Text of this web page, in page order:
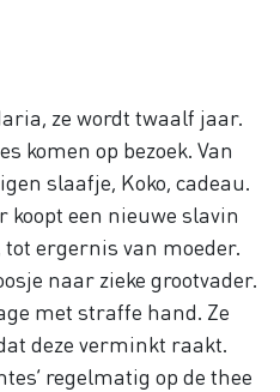
ze wordt twaalf jaar.
komen op bezoek. Van
slaafje, Koko, cadeau.
koopt een nieuwe slavin
ergernis van moeder.
naar zieke grootvader.
met straffe hand. Ze
deze verminkt raakt.
regelmatig op de thee